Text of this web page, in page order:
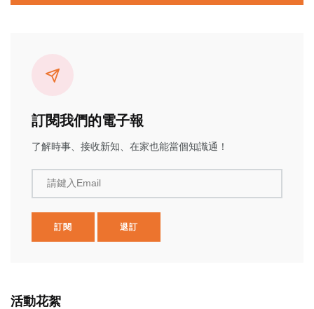
訂閱我們的電子報
了解時事、接收新知、在家也能當個知識通！
請鍵入Email
訂閱 退訂
活動花絮